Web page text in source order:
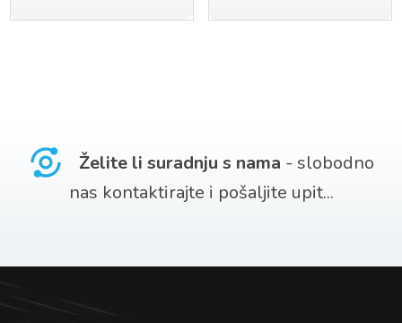
Opcije
se
Želite li suradnju s nama - slobodno
nas kontaktirajte i pošaljite upit...